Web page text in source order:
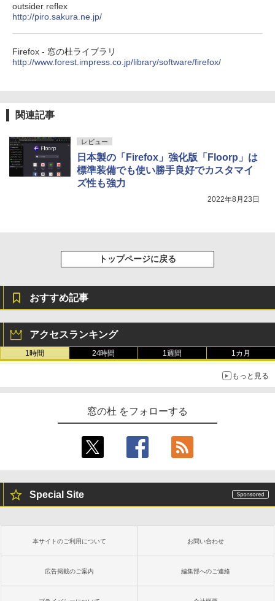
ードウェア・市販ソフトウェアのパーフ
￥1,600
￥31,980
New Amazon Kindle Scribe Colorsoft |
11インチカラーディスプレイ、64GBスト
outsider reflex
http://piro.sakura.ne.jp/
Firefox - 窓の杜ライブラリ
http://www.forest.impress.co.jp/library/software/firefox/
関連記事
レビュー
日本製の「Firefox」強化版「Floorp」は
標準装備でも使い勝手良好でカスタマイ
ズ性も強力
2022年8月23日
トップページに戻る
おすすめ記事
アクセスランキング
1時間 24時間 1週間 1カ月
もっと見る
窓の杜 をフォローする
Special Site
本サイトのご利用について お問い合わせ
広告掲載のご案内 編集部へのご連絡